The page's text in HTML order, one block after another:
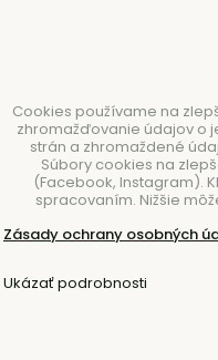
STOLOVANIE
Cookies používame na
zhromažďovanie údajov o
strán a zhromaždené
Súbory cookies na
(Facebook, Instagram).
spracovaním. Nižšie
Zásady ochrany osobných
Ukázať podrobnosti